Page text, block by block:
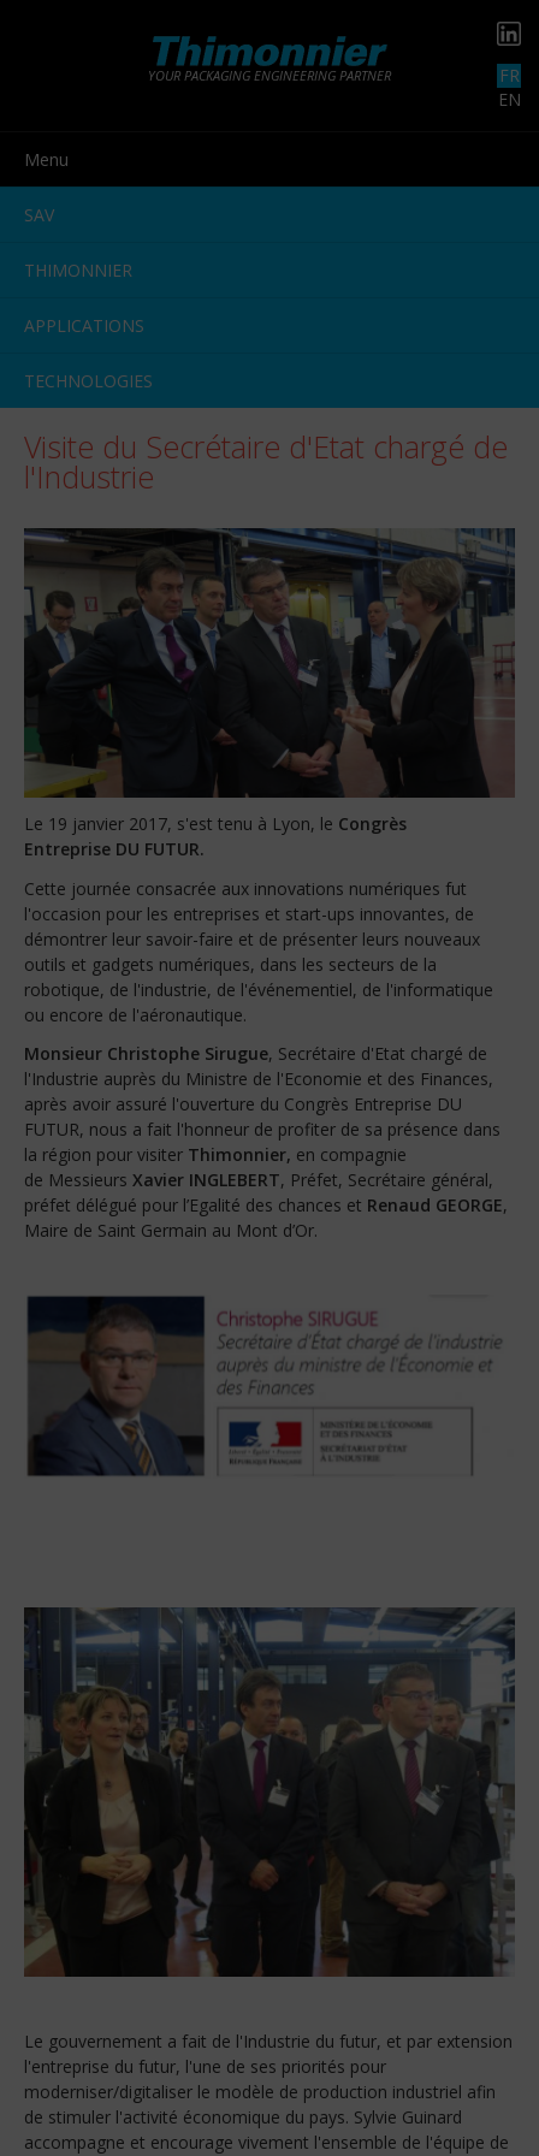
FR
EN
YOUR PACKAGING ENGINEERING PARTNER
Menu
SAV
THIMONNIER
APPLICATIONS
TECHNOLOGIES
Visite du Secrétaire d'Etat chargé de
l'Industrie
Le 19 janvier 2017, s'est tenu à Lyon, le Congrès
Entreprise DU FUTUR.
Cette journée consacrée aux innovations numériques fut
l'occasion pour les entreprises et start-ups innovantes, de
démontrer leur savoir-faire et de présenter leurs nouveaux
outils et gadgets numériques, dans les secteurs de la
robotique, de l'industrie, de l'événementiel, de l'informatique
ou encore de l'aéronautique.
Monsieur Christophe Sirugue, Secrétaire d'Etat chargé de
l'Industrie auprès du Ministre de l'Economie et des Finances,
après avoir assuré l'ouverture du Congrès Entreprise DU
FUTUR, nous a fait l'honneur de profiter de sa présence dans
la région pour visiter Thimonnier, en compagnie
de Messieurs Xavier INGLEBERT, Préfet, Secrétaire général,
préfet délégué pour l’Egalité des chances et Renaud GEORGE,
Maire de Saint Germain au Mont d’Or.
Le gouvernement a fait de l'Industrie du futur, et par extension
l'entreprise du futur, l'une de ses priorités pour
moderniser/digitaliser le modèle de production industriel afin
de stimuler l'activité économique du pays. Sylvie Guinard
accompagne et encourage vivement l'ensemble de l'équipe de